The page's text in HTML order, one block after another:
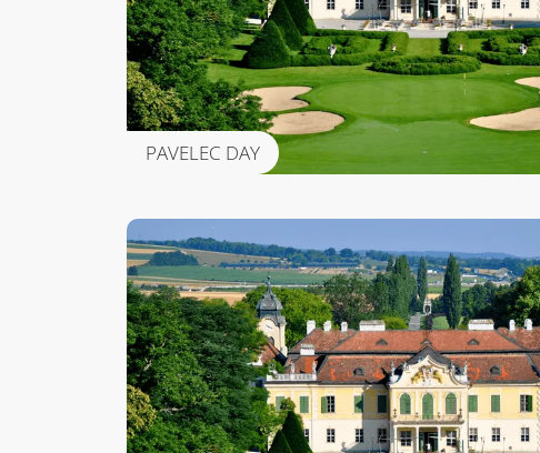
PAVELEC DAY